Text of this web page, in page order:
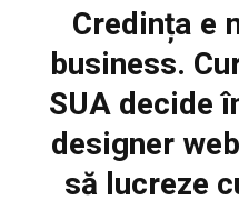
Credința e
business.
SUA decide
designer
să lucreze